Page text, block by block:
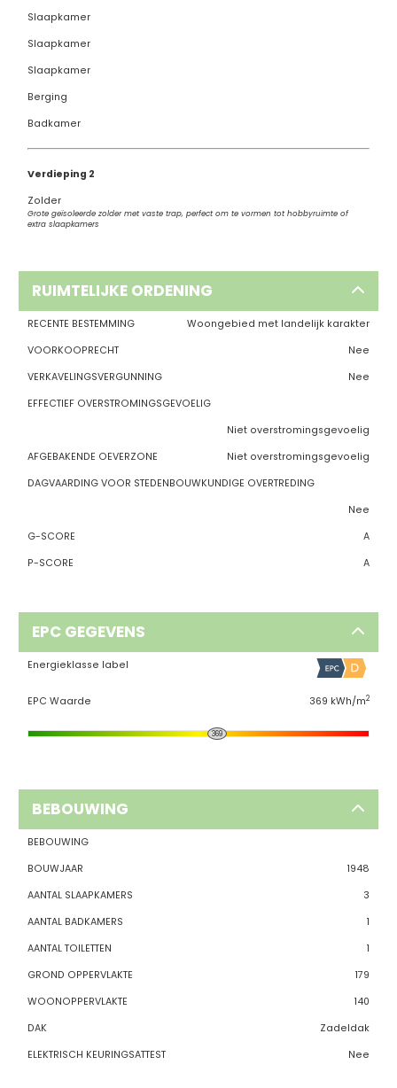
Slaapkamer
Slaapkamer
Slaapkamer
Berging
Badkamer
Verdieping 2
Zolder
Grote geïsoleerde zolder met vaste trap, perfect om te vormen tot hobbyruimte of
extra slaapkamers
RUIMTELIJKE ORDENING
RECENTE BESTEMMING
Woongebied met landelijk karakter
VOORKOOPRECHT
Nee
VERKAVELINGSVERGUNNING
Nee
EFFECTIEF OVERSTROMINGSGEVOELIG
Niet overstromingsgevoelig
AFGEBAKENDE OEVERZONE
Niet overstromingsgevoelig
DAGVAARDING VOOR STEDENBOUWKUNDIGE OVERTREDING
Nee
G-SCORE
A
P-SCORE
A
EPC GEGEVENS
Energieklasse label
EPC Waarde 369 kWh/m2
369
BEBOUWING
BEBOUWING
BOUWJAAR
1948
AANTAL SLAAPKAMERS
3
AANTAL BADKAMERS
1
AANTAL TOILETTEN
1
GROND OPPERVLAKTE
179
WOONOPPERVLAKTE
140
DAK
Zadeldak
ELEKTRISCH KEURINGSATTEST
Nee